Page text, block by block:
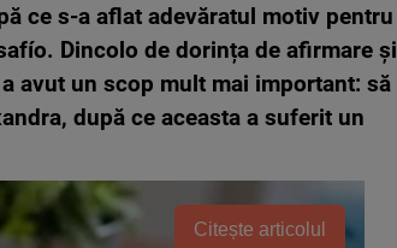
ce s-a aflat adevăratul motiv pentru
Dincolo de dorința de afirmare și
avut un scop mult mai important: să
după ce aceasta a suferit un
Citește articolul